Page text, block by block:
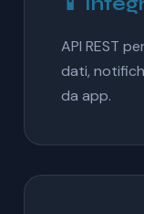
API REST
dati,
da app.